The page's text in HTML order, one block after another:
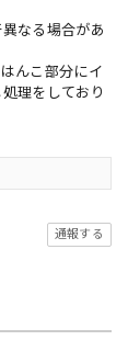
なる場合があ
んこ部分にイ
理をしており
通報する